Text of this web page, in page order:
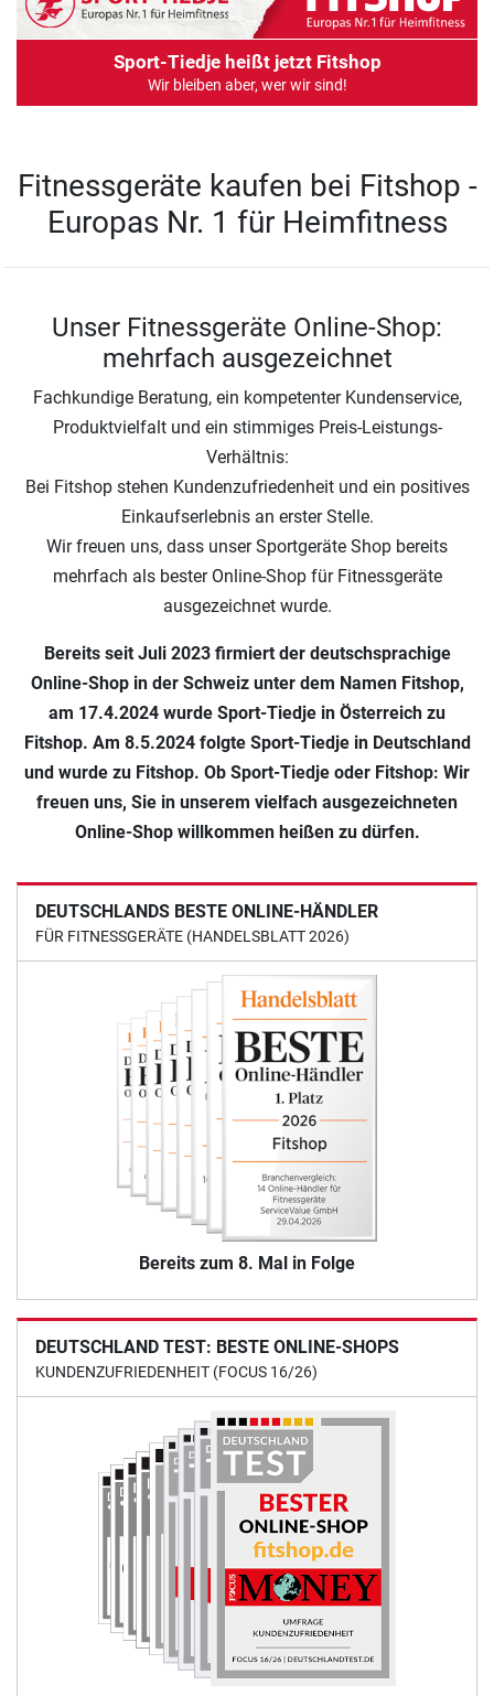
Sport-Tiedje heißt jetzt Fitshop
Wir bleiben aber, wer wir sind!
Fitnessgeräte kaufen bei Fitshop -
Europas Nr. 1 für Heimfitness
Unser Fitnessgeräte Online-Shop:
mehrfach ausgezeichnet
Fachkundige Beratung, ein kompetenter Kundenservice,
Produktvielfalt und ein stimmiges Preis-Leistungs-
Verhältnis:
Bei Fitshop stehen Kundenzufriedenheit und ein positives
Einkaufserlebnis an erster Stelle.
Wir freuen uns, dass unser Sportgeräte Shop bereits
mehrfach als bester Online-Shop für Fitnessgeräte
ausgezeichnet wurde.
Bereits seit Juli 2023 firmiert der deutschsprachige
Online-Shop in der Schweiz unter dem Namen Fitshop,
am 17.4.2024 wurde Sport-Tiedje in Österreich zu
Fitshop. Am 8.5.2024 folgte Sport-Tiedje in Deutschland
und wurde zu Fitshop. Ob Sport-Tiedje oder Fitshop: Wir
freuen uns, Sie in unserem vielfach ausgezeichneten
Online-Shop willkommen heißen zu dürfen.
DEUTSCHLANDS BESTE ONLINE-HÄNDLER
FÜR FITNESSGERÄTE (HANDELSBLATT 2026)
Bereits zum 8. Mal in Folge
DEUTSCHLAND TEST: BESTE ONLINE-SHOPS
KUNDENZUFRIEDENHEIT (FOCUS 16/26)